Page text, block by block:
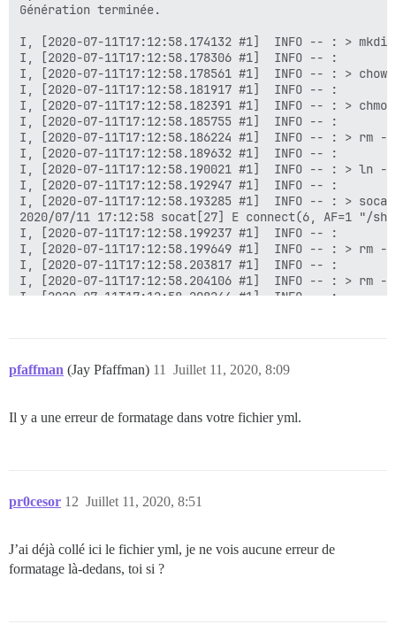
Génération terminée.
I, [2020-07-11T17:12:58.174132 #1]  INFO -- : >
I, [2020-07-11T17:12:58.178306 #1]  INFO -- :
I, [2020-07-11T17:12:58.178561 #1]  INFO -- : >
I, [2020-07-11T17:12:58.181917 #1]  INFO -- :
I, [2020-07-11T17:12:58.182391 #1]  INFO -- : >
I, [2020-07-11T17:12:58.185755 #1]  INFO -- :
I, [2020-07-11T17:12:58.186224 #1]  INFO -- : > rm
I, [2020-07-11T17:12:58.189632 #1]  INFO -- :
I, [2020-07-11T17:12:58.190021 #1]  INFO -- : > ln -
I, [2020-07-11T17:12:58.192947 #1]  INFO -- :
I, [2020-07-11T17:12:58.193285 #1]  INFO -- : >
2020/07/11 17:12:58 socat[27] E connect(6, AF=1 "/
I, [2020-07-11T17:12:58.199237 #1]  INFO -- :
I, [2020-07-11T17:12:58.199649 #1]  INFO -- : > rm
I, [2020-07-11T17:12:58.203817 #1]  INFO -- :
I, [2020-07-11T17:12:58.204106 #1]  INFO -- : > rm
I, [2020-07-11T17:12:58.208244 #1]  INFO -- :
I, [2020-07-11T17:12:58.228222 #1]  INFO -- :
I, [2020-07-11T17:12:58.245972 #1]  INFO -- :
Pups::ExecError : la commande chown -R root /var/
Emplacement de l'échec : /pups/lib/pups/
pfaffman (Jay Pfaffman) Juillet 11, 2020, 8:09
11
Il y a une erreur de formatage dans votre fichier yml.
pr0cesor Juillet 11, 2020, 8:51
12
J’ai déjà collé ici le fichier yml, je ne vois aucune erreur de
formatage là-dedans, toi si ?